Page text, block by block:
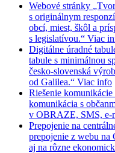
Webové stránky
s originálnym
obcí, miest, škôl a
s legislatívou.“ Viac
Digitálne úradné
tabule s minimálnou
česko-slovenská
od Galilea.“ Viac info
Riešenie komunikácie
komunikácia s
v OBRAZE, SMS, e-
Prepojenie na
prepojenie z webu na
aj na rôzne